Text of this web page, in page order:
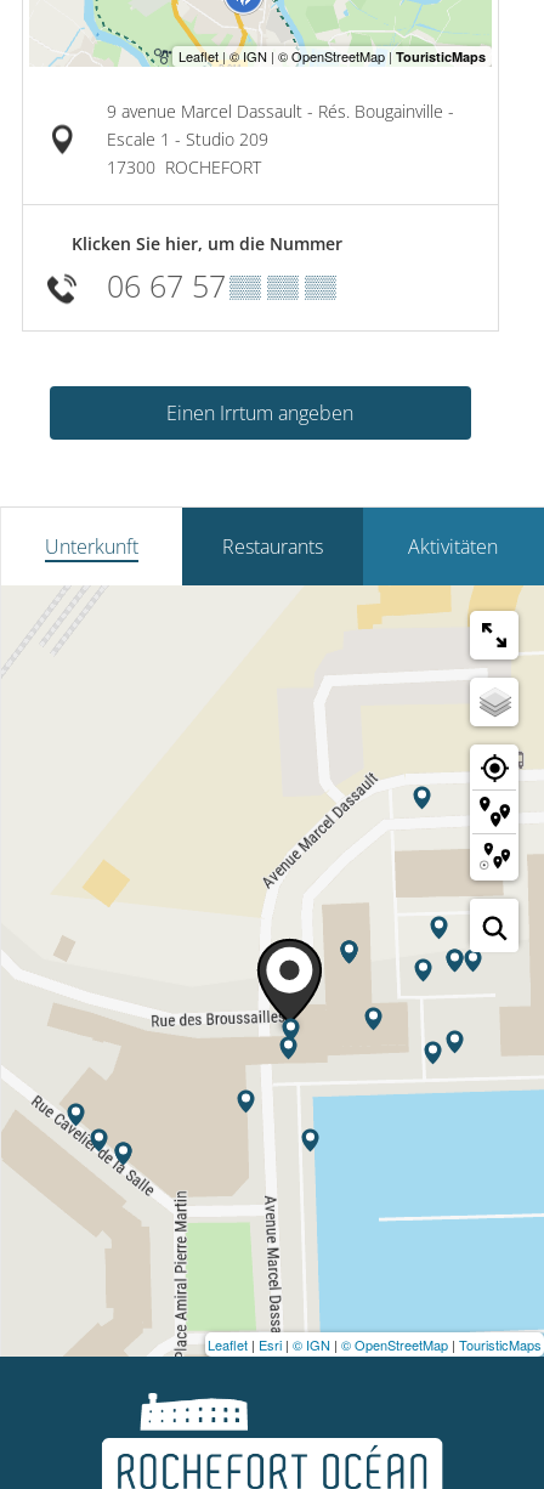
9 avenue Marcel Dassault - Rés. Bougainville -
Escale 1 - Studio 209
17300 ROCHEFORT
Klicken Sie hier, um die Nummer
06 67 57▒▒ ▒▒ ▒▒
Einen Irrtum angeben
Unterkunft Restaurants Aktivitäten
Leaflet | Esri | © IGN | © OpenStreetMap | TouristicMaps